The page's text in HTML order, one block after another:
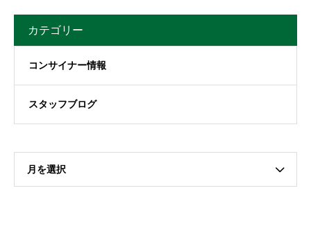
カテゴリー
コンサイナー情報
スタッフブログ
月を選択